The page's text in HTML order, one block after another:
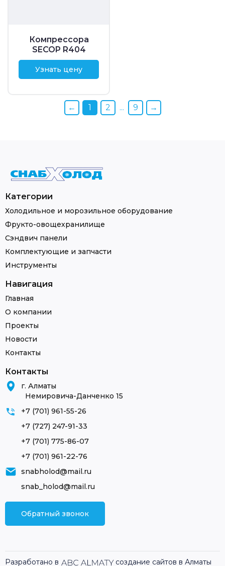
Компрессора
SECOP R404
Узнать цену
← 1 2 ... 9 →
Категории
Холодильное и морозильное оборудование
Фрукто-овощехранилище
Сэндвич панели
Комплектующие и запчасти
Инструменты
Навигация
Главная
О компании
Проекты
Новости
Контакты
Контакты
г. Алматы
Немировича-Данченко 15
+7 (701) 961-55-26
+7 (727) 247-91-33
+7 (701) 775-86-07
+7 (701) 961-22-76
snabholod@mail.ru
snab_holod@mail.ru
Обратный звонок
Разработано в создание сайтов в Алматы